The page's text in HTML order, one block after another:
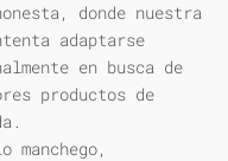
donde nuestra
adaptarse
en busca de
productos de
manchego,